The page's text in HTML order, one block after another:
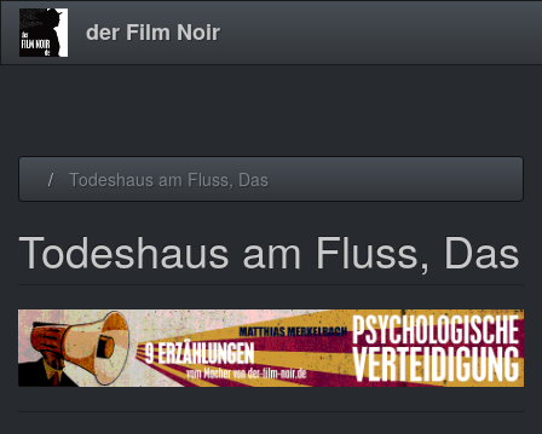
der Film Noir
Todeshaus am Fluss, Das
Todeshaus am Fluss, Das